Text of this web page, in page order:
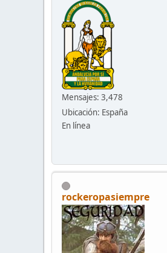
Mensajes: 3,478
Ubicación: España
En línea
rockeropasiempre